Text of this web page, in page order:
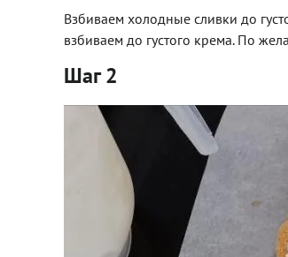
Взбиваем холодные сливки до
взбиваем до густого крема. По
Шаг 2